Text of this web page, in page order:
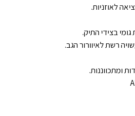
לאוזניות.
בצידי התיק.
רשת לאיוורור הגב.
ומתכווננות.